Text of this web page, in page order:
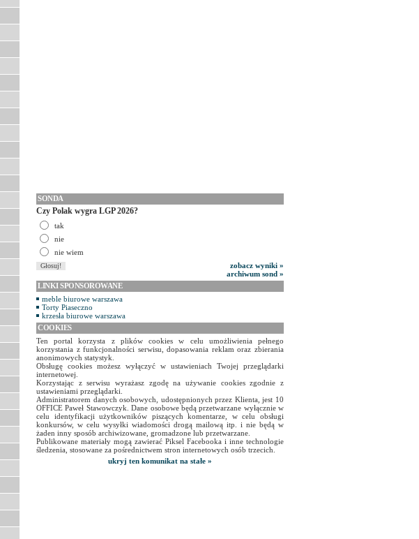
SONDA
Czy Polak wygra LGP 2026?
tak
nie
nie wiem
zobacz wyniki »
archiwum sond »
LINKI SPONSOROWANE
meble biurowe warszawa
Torty Piaseczno
krzesła biurowe warszawa
COOKIES
Ten portal korzysta z plików cookies w celu umożliwienia pełnego
korzystania z funkcjonalności serwisu, dopasowania reklam oraz zbierania
anonimowych statystyk.
Obsługę cookies możesz wyłączyć w ustawieniach Twojej przeglądarki
internetowej.
Korzystając z serwisu wyrażasz zgodę na używanie cookies zgodnie z
ustawieniami przeglądarki.
Administratorem danych osobowych, udostępnionych przez Klienta, jest 10
OFFICE Paweł Stawowczyk. Dane osobowe będą przetwarzane wyłącznie w
celu identyfikacji użytkowników piszących komentarze, w celu obsługi
konkursów, w celu wysyłki wiadomości drogą mailową itp. i nie będą w
żaden inny sposób archiwizowane, gromadzone lub przetwarzane.
Publikowane materiały mogą zawierać Piksel Facebooka i inne technologie
śledzenia, stosowane za pośrednictwem stron internetowych osób trzecich.
ukryj ten komunikat na stałe »